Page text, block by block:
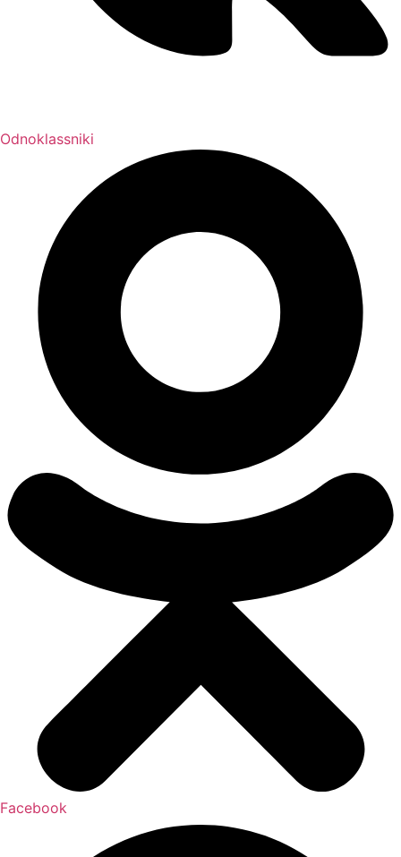
Odnoklassniki
Facebook